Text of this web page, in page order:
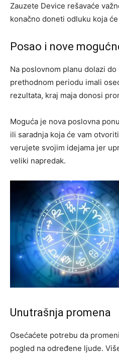
Zauzete Device rešavaće
konačno doneti odluku koja
Posao i nove
Na poslovnom planu dolazi
prethodnom periodu imali
rezultata, kraj maja donosi
Moguća je nova poslovna
ili saradnja koja će vam
verujete svojim idejama jer
veliki napredak.
Unutrašnja promena
Osećaćete potrebu da
pogled na određene ljude.